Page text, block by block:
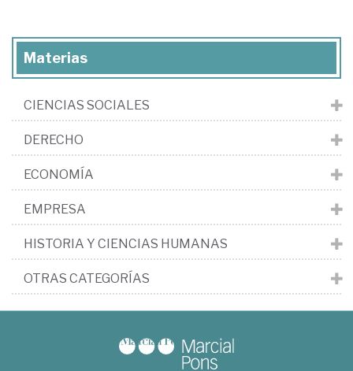
Materias
CIENCIAS SOCIALES
DERECHO
ECONOMÍA
EMPRESA
HISTORIA Y CIENCIAS HUMANAS
OTRAS CATEGORÍAS